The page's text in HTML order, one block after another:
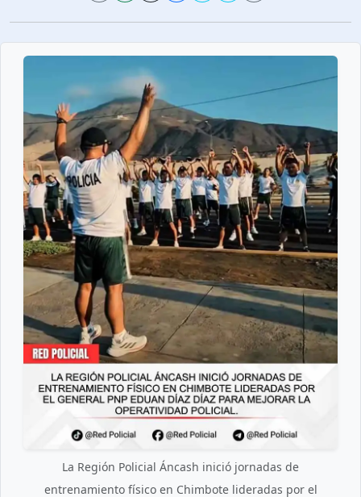
La Región Policial Áncash inició jornadas de
entrenamiento físico en Chimbote lideradas por el